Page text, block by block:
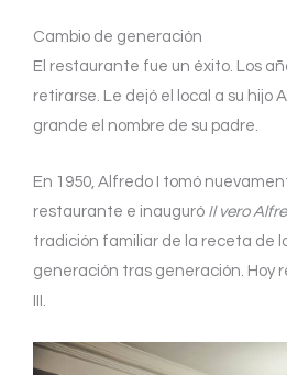
Cambio de generación
El restaurante fue un éxito. Los
retirarse. Le dejó el local a su hijo
grande el nombre de su padre.
En 1950, Alfredo I tomó
restaurante e inauguró Il vero
tradición familiar de la receta de
generación tras generación. Hoy
III.